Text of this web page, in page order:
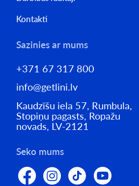
Kontakti
Sazinies ar mums
+371 67 317 800
info@getlini.lv
Kaudzīšu iela 57, Rumbula,
Stopiņu pagasts, Ropažu
novads, LV-2121
Seko mums